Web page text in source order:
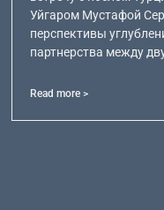
Уйгаром Мустафой
перспективы
партнерства между
Read more >